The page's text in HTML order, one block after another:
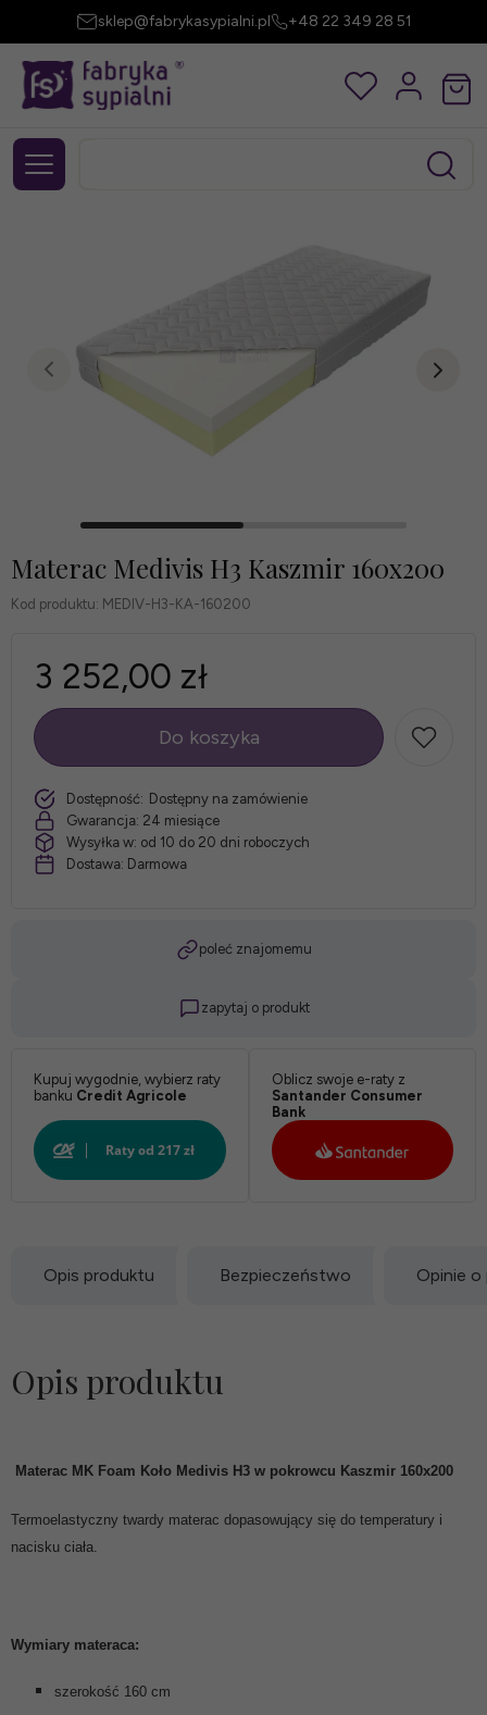
sklep@fabrykasypialni.pl +48 22 349 28 51
Materac Medivis H3 Kaszmir 160x200
Kod produktu: MEDIV-H3-KA-160200
3 252,00 zł
szt.
Do koszyka
Dostępność: Dostępny na zamówienie
Gwarancja: 24 miesiące
Wysyłka w: od 10 do 20 dni roboczych
Dostawa: Darmowa
poleć znajomemu
zapytaj o produkt
Kupuj wygodnie, wybierz raty
banku Credit Agricole
Oblicz swoje e-raty z
Santander Consumer
Bank
Opis produktu Bezpieczeństwo Opinie o
Opis produktu
Materac MK Foam Koło Medivis H3 w pokrowcu Kaszmir 160x200
Termoelastyczny twardy materac dopasowujący się do temperatury i
nacisku ciała.
Wymiary materaca:
szerokość 160 cm